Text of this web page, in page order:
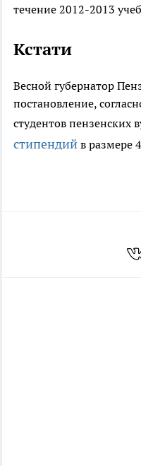
течение 2012-2013
Кстати
Весной губернатор
постановление,
студентов пензенских
стипендий в размере